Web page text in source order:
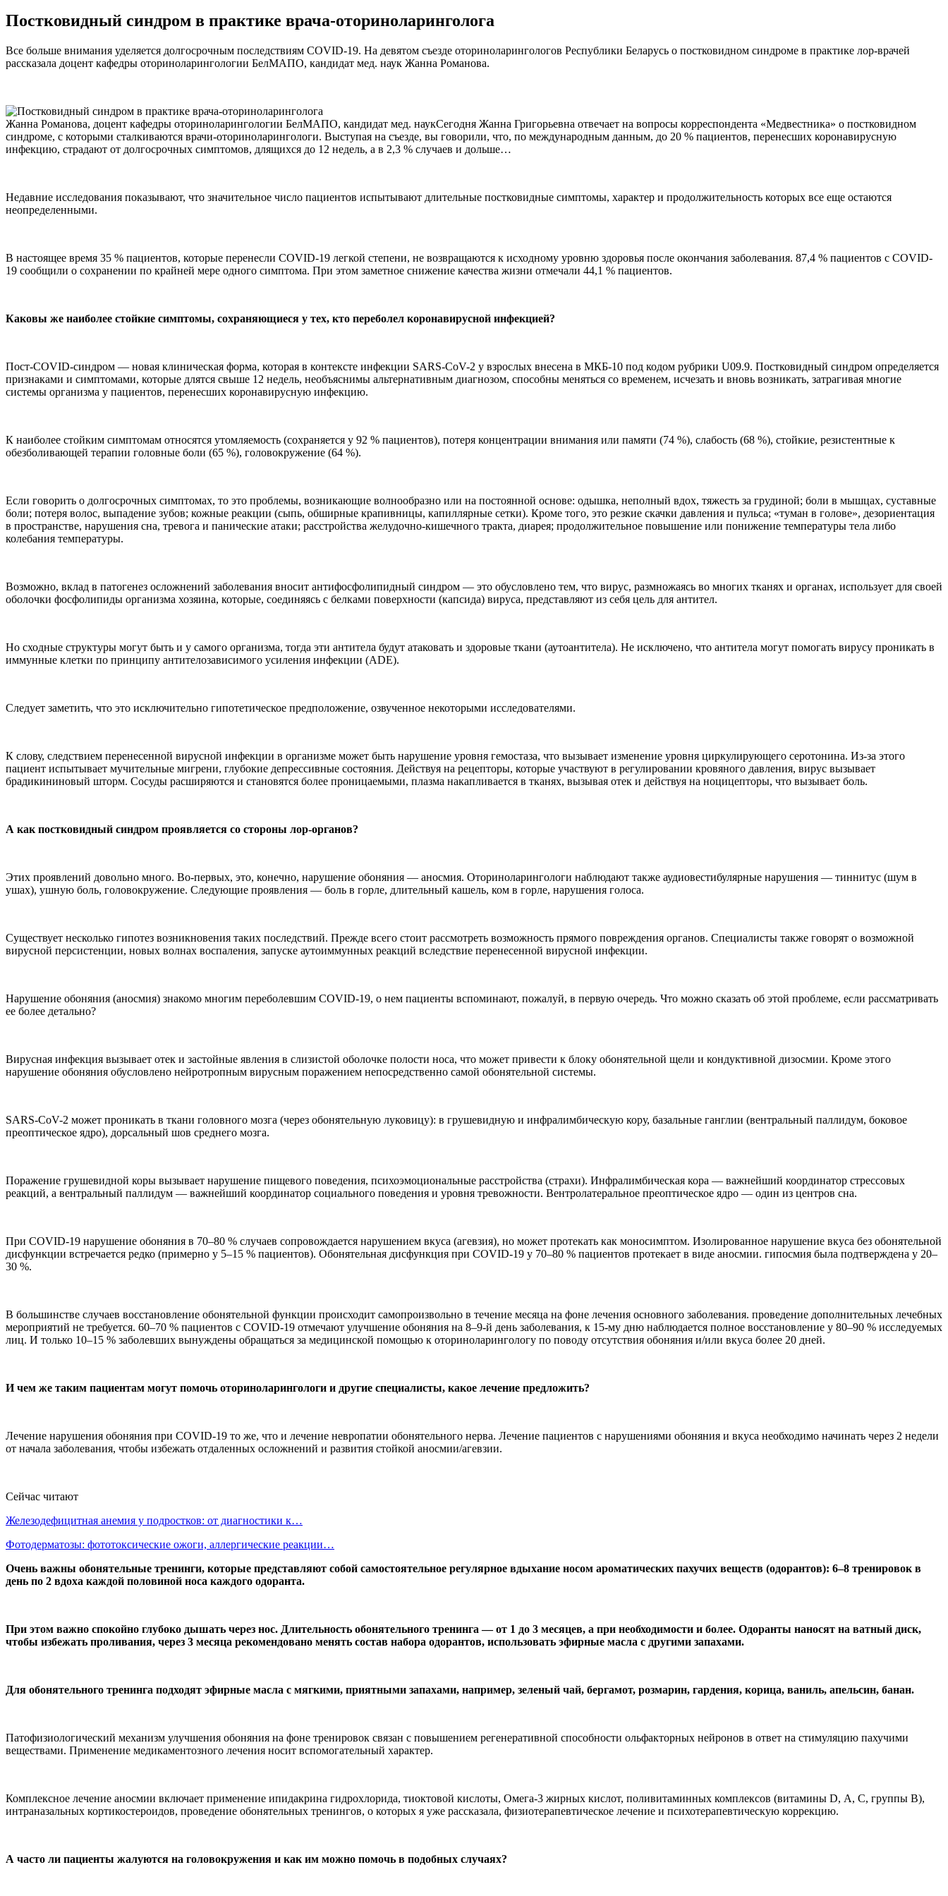
Постковидный синдром в практике врача-оториноларинголога
Все больше внимания уделяется долгосрочным последствиям COVID-19. На девятом съезде оториноларингологов Республики Беларусь о постковидном синдроме в практике лор-врачей
рассказала доцент кафедры оториноларингологии БелМАПО, кандидат мед. наук Жанна Романова.
Жанна Романова, доцент кафедры оториноларингологии БелМАПО, кандидат мед. наукСегодня Жанна Григорьевна отвечает на вопросы корреспондента «Медвестника» о постковидном
синдроме, с которыми сталкиваются врачи-оториноларингологи. Выступая на съезде, вы говорили, что, по международным данным, до 20 % пациентов, перенесших коронавирусную
инфекцию, страдают от долгосрочных симптомов, длящихся до 12 недель, а в 2,3 % случаев и дольше…
Недавние исследования показывают, что значительное число пациентов испытывают длительные постковидные симптомы, характер и продолжительность которых все еще остаются
неопределенными.
В настоящее время 35 % пациентов, которые перенесли COVID-19 легкой степени, не возвращаются к исходному уровню здоровья после окончания заболевания. 87,4 % пациентов с COVID-
19 сообщили о сохранении по крайней мере одного симптома. При этом заметное снижение качества жизни отмечали 44,1 % пациентов.
Каковы же наиболее стойкие симптомы, сохраняющиеся у тех, кто переболел коронавирусной инфекцией?
Пост-COVID-синдром — новая клиническая форма, которая в контексте инфекции SARS-CoV-2 у взрослых внесена в МКБ-10 под кодом рубрики U09.9. Постковидный синдром определяется
признаками и симптомами, которые длятся свыше 12 недель, необъяснимы альтернативным диагнозом, способны меняться со временем, исчезать и вновь возникать, затрагивая многие
системы организма у пациентов, перенесших коронавирусную инфекцию.
К наиболее стойким симптомам относятся утомляемость (сохраняется у 92 % пациентов), потеря концентрации внимания или памяти (74 %), слабость (68 %), стойкие, резистентные к
обезболивающей терапии головные боли (65 %), головокружение (64 %).
Если говорить о долгосрочных симптомах, то это проблемы, возникающие волнообразно или на постоянной основе: одышка, неполный вдох, тяжесть за грудиной; боли в мышцах, суставные
боли; потеря волос, выпадение зубов; кожные реакции (сыпь, обширные крапивницы, капиллярные сетки). Кроме того, это резкие скачки давления и пульса; «туман в голове», дезориентация
в пространстве, нарушения сна, тревога и панические атаки; расстройства желудочно-кишечного тракта, диарея; продолжительное повышение или понижение температуры тела либо
колебания температуры.
Возможно, вклад в патогенез осложнений заболевания вносит антифосфолипидный синдром — это обусловлено тем, что вирус, размножаясь во многих тканях и органах, использует для своей
оболочки фосфолипиды организма хозяина, которые, соединяясь с белками поверхности (капсида) вируса, представляют из себя цель для антител.
Но сходные структуры могут быть и у самого организма, тогда эти антитела будут атаковать и здоровые ткани (аутоантитела). Не исключено, что антитела могут помогать вирусу проникать в
иммунные клетки по принципу антителозависимого усиления инфекции (ADE).
Следует заметить, что это исключительно гипотетическое предположение, озвученное некоторыми исследователями.
К слову, следствием перенесенной вирусной инфекции в организме может быть нарушение уровня гемостаза, что вызывает изменение уровня циркулирующего серотонина. Из-за этого
пациент испытывает мучительные мигрени, глубокие депрессивные состояния. Действуя на рецепторы, которые участвуют в регулировании кровяного давления, вирус вызывает
брадикининовый шторм. Сосуды расширяются и становятся более проницаемыми, плазма накапливается в тканях, вызывая отек и действуя на ноцицепторы, что вызывает боль.
А как постковидный синдром проявляется со стороны лор-органов?
Этих проявлений довольно много. Во-первых, это, конечно, нарушение обоняния — аносмия. Оториноларингологи наблюдают также аудиовестибулярные нарушения — тиннитус (шум в
ушах), ушную боль, головокружение. Следующие проявления — боль в горле, длительный кашель, ком в горле, нарушения голоса.
Существует несколько гипотез возникновения таких последствий. Прежде всего стоит рассмотреть возможность прямого повреждения органов. Специалисты также говорят о возможной
вирусной персистенции, новых волнах воспаления, запуске аутоиммунных реакций вследствие перенесенной вирусной инфекции.
Нарушение обоняния (аносмия) знакомо многим переболевшим COVID-19, о нем пациенты вспоминают, пожалуй, в первую очередь. Что можно сказать об этой проблеме, если рассматривать
ее более детально?
Вирусная инфекция вызывает отек и застойные явления в слизистой оболочке полости носа, что может привести к блоку обонятельной щели и кондуктивной дизосмии. Кроме этого
нарушение обоняния обусловлено нейротропным вирусным поражением непосредственно самой обонятельной системы.
SARS-CoV-2 может проникать в ткани головного мозга (через обонятельную луковицу): в грушевидную и инфралимбическую кору, базальные ганглии (вентральный паллидум, боковое
преоптическое ядро), дорсальный шов среднего мозга.
Поражение грушевидной коры вызывает нарушение пищевого поведения, психоэмоциональные расстройства (страхи). Инфралимбическая кора — важнейший координатор стрессовых
реакций, а вентральный паллидум — важнейший координатор социального поведения и уровня тревожности. Вентролатеральное преоптическое ядро — один из центров сна.
При COVID-19 нарушение обоняния в 70–80 % случаев сопровождается нарушением вкуса (агевзия), но может протекать как моносимптом. Изолированное нарушение вкуса без обонятельной
дисфункции встречается редко (примерно у 5–15 % пациентов). Обонятельная дисфункция при COVID-19 у 70–80 % пациентов протекает в виде аносмии. гипосмия была подтверждена у 20–
30 %.
В большинстве случаев восстановление обонятельной функции происходит самопроизвольно в течение месяца на фоне лечения основного заболевания. проведение дополнительных лечебных
мероприятий не требуется. 60–70 % пациентов с COVID-19 отмечают улучшение обоняния на 8–9-й день заболевания, к 15-му дню наблюдается полное восстановление у 80–90 % исследуемых
лиц. И только 10–15 % заболевших вынуждены обращаться за медицинской помощью к оториноларингологу по поводу отсутствия обоняния и/или вкуса более 20 дней.
И чем же таким пациентам могут помочь оториноларингологи и другие специалисты, какое лечение предложить?
Лечение нарушения обоняния при COVID-19 то же, что и лечение невропатии обонятельного нерва. Лечение пациентов с нарушениями обоняния и вкуса необходимо начинать через 2 недели
от начала заболевания, чтобы избежать отдаленных осложнений и развития стойкой аносмии/агевзии.
Сейчас читают
Железодефицитная анемия у подростков: от диагностики к…
Фотодерматозы: фототоксические ожоги, аллергические реакции…
Очень важны обонятельные тренинги, которые представляют собой самостоятельное регулярное вдыхание носом ароматических пахучих веществ (одорантов): 6–8 тренировок в
день по 2 вдоха каждой половиной носа каждого одоранта.
При этом важно спокойно глубоко дышать через нос. Длительность обонятельного тренинга — от 1 до 3 месяцев, а при необходимости и более. Одоранты наносят на ватный диск,
чтобы избежать проливания, через 3 месяца рекомендовано менять состав набора одорантов, использовать эфирные масла с другими запахами.
Для обонятельного тренинга подходят эфирные масла с мягкими, приятными запахами, например, зеленый чай, бергамот, розмарин, гардения, корица, ваниль, апельсин, банан.
Патофизиологический механизм улучшения обоняния на фоне тренировок связан с повышением регенеративной способности ольфакторных нейронов в ответ на стимуляцию пахучими
веществами. Применение медикаментозного лечения носит вспомогательный характер.
Комплексное лечение аносмии включает применение ипидакрина гидрохлорида, тиоктовой кислоты, Омега-3 жирных кислот, поливитаминных комплексов (витамины D, А, С, группы В),
интраназальных кортикостероидов, проведение обонятельных тренингов, о которых я уже рассказала, физиотерапевтическое лечение и психотерапевтическую коррекцию.
А часто ли пациенты жалуются на головокружения и как им можно помочь в подобных случаях?